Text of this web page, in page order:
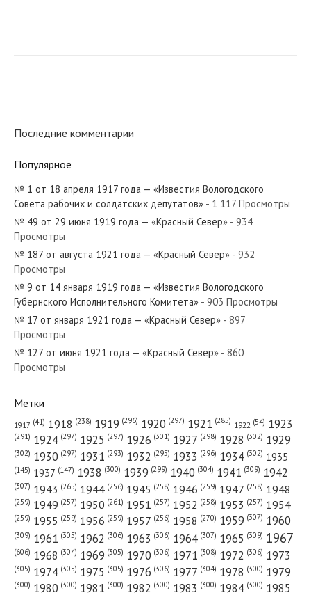
№ 153 от июля 1968 года — «Красный Север»
№ 237 от октября 1960 года — «Красный Север»
№ 58 от марта 1935 года — «Красный Север»
№ 269 от декабря 1958 года — «Красный Север»
№ 189 от 16 декабря 1919 года — «Красный Север»
Последние комментарии
Популярное
№ 1 от 18 апреля 1917 года — «Известия Вологодского
Совета рабочих и солдатских депутатов» - 1 117 Просмотры
№ 49 от 29 июня 1919 года — «Красный Север» - 934
Просмотры
№ 187 от августа 1921 года — «Красный Север» - 932
Просмотры
№ 9 от 14 января 1919 года — «Известия Вологодского
Губернского Исполнительного Комитета» - 903 Просмотры
№ 17 от января 1921 года — «Красный Север» - 897
Просмотры
№ 127 от июня 1921 года — «Красный Север» - 860
Просмотры
Метки
1917 (41) 1918 (238) 1919 (296) 1920 (297) 1921 (285) 1922 (54) 1923
(291) 1924 (297) 1925 (297) 1926 (301) 1927 (298) 1928 (302) 1929
(302) 1930 (297) 1931 (293) 1932 (295) 1933 (296) 1934 (302) 1935
(145) 1937 (147) 1938 (300) 1939 (299) 1940 (304) 1941 (309) 1942
(307) 1943 (265) 1944 (256) 1945 (258) 1946 (259) 1947 (258) 1948
(259) 1949 (257) 1950 (261) 1951 (257) 1952 (258) 1953 (257) 1954
(259) 1955 (259) 1956 (259) 1957 (256) 1958 (270) 1959 (307) 1960
(309) 1961 (305) 1962 (306) 1963 (306) 1964 (307) 1965 (309) 1967
(606) 1968 (304) 1969 (305) 1970 (306) 1971 (308) 1972 (306) 1973
(305) 1974 (305) 1975 (305) 1976 (306) 1977 (304) 1978 (300) 1979
(300) 1980 (300) 1981 (300) 1982 (300) 1983 (300) 1984 (300) 1985